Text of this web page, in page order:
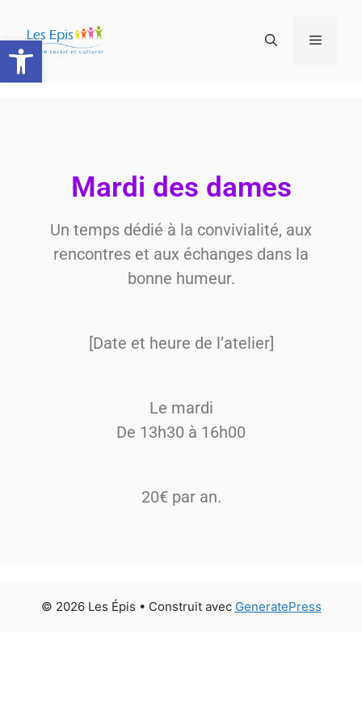
Ouvrir la barre d’outils
Mardi des dames
Un temps dédié à la convivialité, aux
rencontres et aux échanges dans la
bonne humeur.
[Date et heure de l’atelier]
Le mardi
De 13h30 à 16h00
20€ par an.
© 2026 Les Épis • Construit avec GeneratePress